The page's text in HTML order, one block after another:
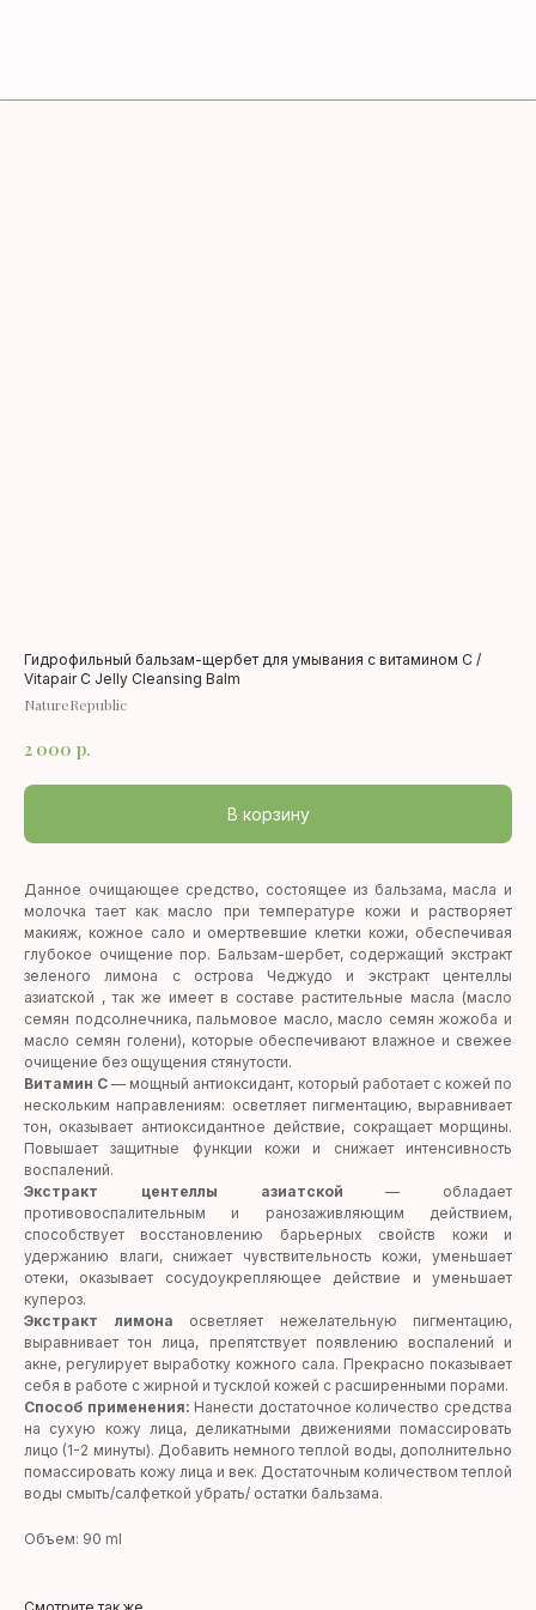
Гидрофильный бальзам-щербет для умывания с витамином С /
Vitapair C Jelly Cleansing Balm
NatureRepublic
2 000 р.
В корзину
Данное очищающее средство, состоящее из бальзама, масла и
молочка тает как масло при температуре кожи и растворяет
макияж, кожное сало и омертвевшие клетки кожи, обеспечивая
глубокое очищение пор. Бальзам-шербет, содержащий экстракт
зеленого лимона с острова Чеджудо и экстракт центеллы
азиатской , так же имеет в составе растительные масла (масло
семян подсолнечника, пальмовое масло, масло семян жожоба и
масло семян голени), которые обеспечивают влажное и свежее
очищение без ощущения стянутости.
Витамин С — мощный антиоксидант, который работает с кожей по
нескольким направлениям: осветляет пигментацию, выравнивает
тон, оказывает антиоксидантное действие, сокращает морщины.
Повышает защитные функции кожи и снижает интенсивность
воспалений.
Экстракт центеллы азиатской — обладает
противовоспалительным и ранозаживляющим действием,
способствует восстановлению барьерных свойств кожи и
удержанию влаги, снижает чувствительность кожи, уменьшает
отеки, оказывает сосудоукрепляющее действие и уменьшает
купероз.
Экстракт лимона осветляет нежелательную пигментацию,
выравнивает тон лица, препятствует появлению воспалений и
акне, регулирует выработку кожного сала. Прекрасно показывает
себя в работе с жирной и тусклой кожей с расширенными порами.
Способ применения: Нанести достаточное количество средства
на сухую кожу лица, деликатными движениями помассировать
лицо (1-2 минуты). Добавить немного теплой воды, дополнительно
помассировать кожу лица и век. Достаточным количеством теплой
воды смыть/салфеткой убрать/ остатки бальзама.
Объем: 90 ml